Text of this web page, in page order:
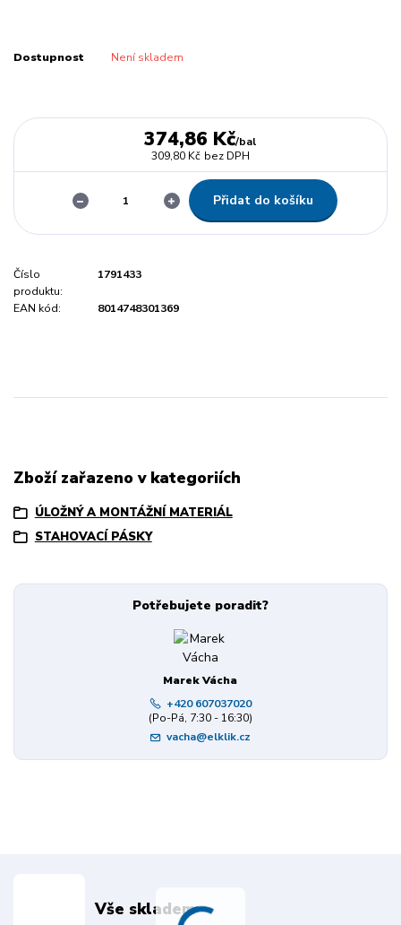
Dostupnost Není skladem
374,86 Kč/bal
309,80 Kč bez DPH
Přidat do košíku
Číslo
produktu:
1791433
EAN kód: 8014748301369
Zboží zařazeno v kategoriích
ÚLOŽNÝ A MONTÁŽNÍ MATERIÁL
STAHOVACÍ PÁSKY
Potřebujete poradit?
Marek Vácha
+420 607037020
(Po-Pá, 7:30 - 16:30)
vacha@elklik.cz
Vše skladem